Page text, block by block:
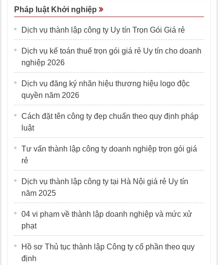
Pháp luật Khởi nghiệp
Dịch vụ thành lập công ty Uy tín Trọn Gói Giá rẻ
Dịch vụ kế toán thuế trọn gói giá rẻ Uy tín cho doanh
nghiệp 2026
Dịch vụ đăng ký nhãn hiệu thương hiệu logo độc
quyền năm 2026
Cách đặt tên công ty đẹp chuẩn theo quy định pháp
luật
Tư vấn thành lập công ty doanh nghiệp trọn gói giá
rẻ
Dịch vụ thành lập công ty tại Hà Nội giá rẻ Uy tín
năm 2025
04 vi phạm về thành lập doanh nghiệp và mức xử
phạt
Hồ sơ Thủ tục thành lập Công ty cổ phần theo quy
định